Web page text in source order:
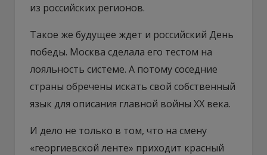
из российских регионов.
Такое же будущее ждет и российский День
победы. Москва сделала его тестом на
лояльность системе. А потому соседние
страны обречены искать свой собственный
язык для описания главной войны ХХ века.
И дело не только в том, что на смену
«георгиевской ленте» приходит красный